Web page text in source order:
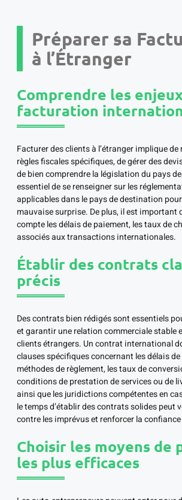
Préparer sa
à l’Étranger
Comprendre les
facturation
Facturer des clients à l’étranger implique de
règles fiscales spécifiques, de gérer des
de bien comprendre la législation du pays
essentiel de se renseigner sur les
applicables dans le pays de destination
mauvaise surprise. De plus, il est important
compte les délais de paiement, les taux de
associés aux transactions internationales.
Établir des contrats
précis
Des contrats bien rédigés sont essentiels
et garantir une relation commerciale stable
clients étrangers. Un contrat international
clauses spécifiques concernant les délais
méthodes de règlement, les taux de
conditions de prestation de services ou de
ainsi que les juridictions compétentes en
le temps d’établir des contrats solides peut
contre les imprévus et renforcer la
Choisir les moyens de
les plus efficaces